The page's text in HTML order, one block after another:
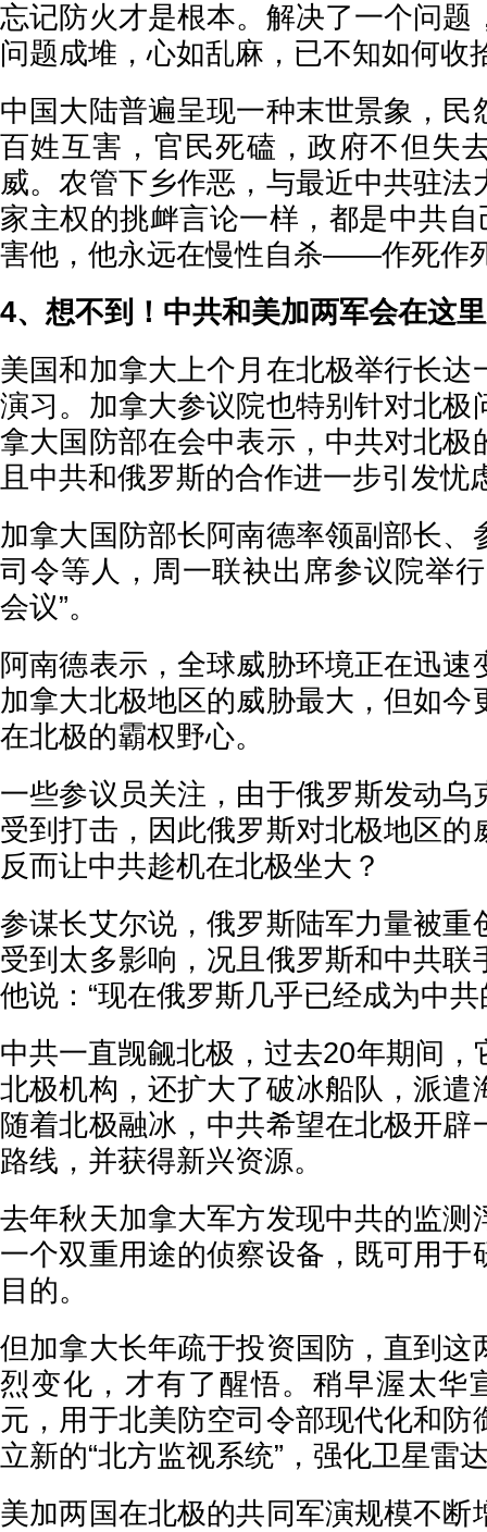
忘记防火才是根本。解决了一个问题
问题成堆，心如乱麻，已不知如何收
中国大陆普遍呈现一种末世景象，民
百姓互害，官民死磕，政府不但失
威。农管下乡作恶，与最近中共驻法
家主权的挑衅言论一样，都是中共自
害他，他永远在慢性自杀——作死作
4、想不到！中共和美加两军会在这
美国和加拿大上个月在北极举行长达
演习。加拿大参议院也特别针对北极
拿大国防部在会中表示，中共对北极
且中共和俄罗斯的合作进一步引发忧
加拿大国防部长阿南德率领副部长、
司令等人，周一联袂出席参议院举
会议”。
阿南德表示，全球威胁环境正在迅速
加拿大北极地区的威胁最大，但如今
在北极的霸权野心。
一些参议员关注，由于俄罗斯发动乌
受到打击，因此俄罗斯对北极地区的
反而让中共趁机在北极坐大？
参谋长艾尔说，俄罗斯陆军力量被重
受到太多影响，况且俄罗斯和中共联
他说：“现在俄罗斯几乎已经成为中共
中共一直觊觎北极，过去20年期间，
北极机构，还扩大了破冰船队，派遣
随着北极融冰，中共希望在北极开辟
路线，并获得新兴资源。
去年秋天加拿大军方发现中共的监测
一个双重用途的侦察设备，既可用于
目的。
但加拿大长年疏于投资国防，直到这
烈变化，才有了醒悟。稍早渥太华
元，用于北美防空司令部现代化和防
立新的“北方监视系统”，强化卫星雷
美加两国在北极的共同军演规模不断